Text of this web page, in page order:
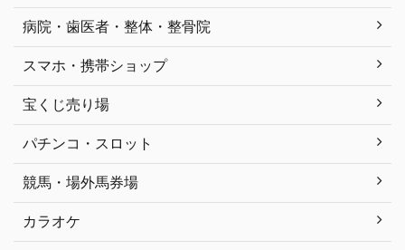
病院・歯医者・整体・整骨院
スマホ・携帯ショップ
宝くじ売り場
パチンコ・スロット
競馬・場外馬券場
カラオケ